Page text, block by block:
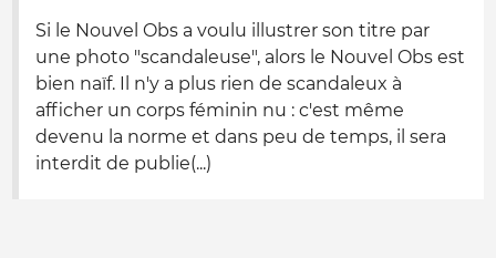
Si le Nouvel Obs a voulu illustrer son titre par
une photo "scandaleuse", alors le Nouvel Obs est
bien naïf. Il n'y a plus rien de scandaleux à
afficher un corps féminin nu : c'est même
devenu la norme et dans peu de temps, il sera
interdit de publie(...)